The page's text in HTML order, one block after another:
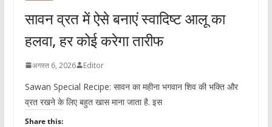
सावन व्रत में ऐसे बनाएं स्वादिष्ट आलू का
हलवा, हर कोई करेगा तारीफ
अगस्त 6, 2026 Editor
Sawan Special Recipe: सावन का महीना भगवान शिव की भक्ति और
व्रत रखने के लिए बहुत खास माना जाता है. इस
Share this: